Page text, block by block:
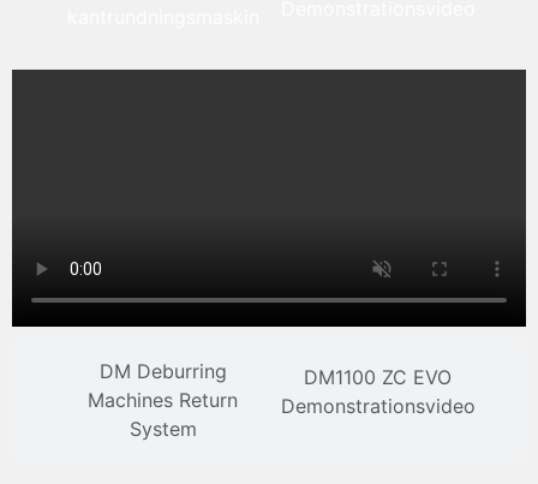
DM Deburring
Machines Return
System
DM1100 ZC EVO
Demonstrationsvideo